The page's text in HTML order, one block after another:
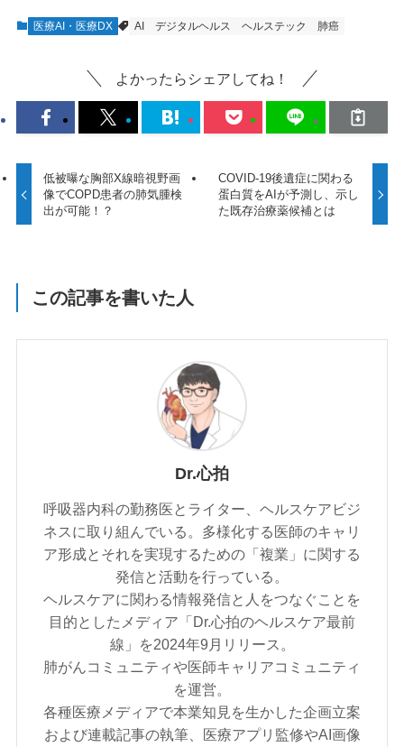
医療AI・医療DX AI デジタルヘルス ヘルステック 肺癌
よかったらシェアしてね！
低被曝な胸部X線暗視野画
像でCOPD患者の肺気腫検
出が可能！？
COVID-19後遺症に関わる
蛋白質をAIが予測し、示し
た既存治療薬候補とは
この記事を書いた人
Dr.心拍
呼吸器内科の勤務医とライター、ヘルスケアビジ
ネスに取り組んでいる。多様化する医師のキャリ
ア形成とそれを実現するための「複業」に関する
発信と活動を行っている。
ヘルスケアに関わる情報発信と人をつなぐことを
目的としたメディア「Dr.心拍のヘルスケア最前
線」を2024年9月リリース。
肺がんコミュニティや医師キャリアコミュニティ
を運営。
各種医療メディアで本業知見を生かした企画立案
および連載記事の執筆、医療アプリ監修やAI画像